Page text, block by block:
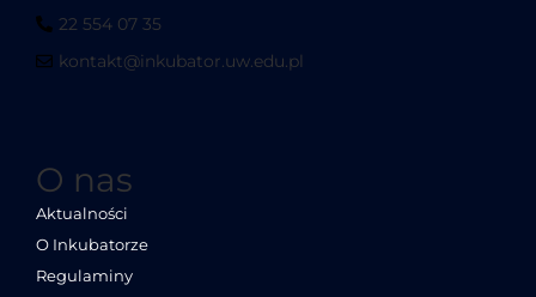
22 554 07 35
kontakt@inkubator.uw.edu.pl
O nas
Aktualności
O Inkubatorze
Regulaminy